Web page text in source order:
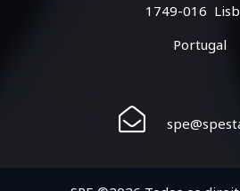
1749-016
Portugal